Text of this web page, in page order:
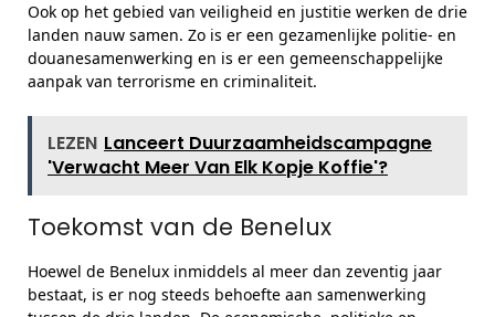
Ook op het gebied van veiligheid en justitie werken de drie
landen nauw samen. Zo is er een gezamenlijke politie- en
douanesamenwerking en is er een gemeenschappelijke
aanpak van terrorisme en criminaliteit.
LEZEN Lanceert Duurzaamheidscampagne
'Verwacht Meer Van Elk Kopje Koffie'?
Toekomst van de Benelux
Hoewel de Benelux inmiddels al meer dan zeventig jaar
bestaat, is er nog steeds behoefte aan samenwerking